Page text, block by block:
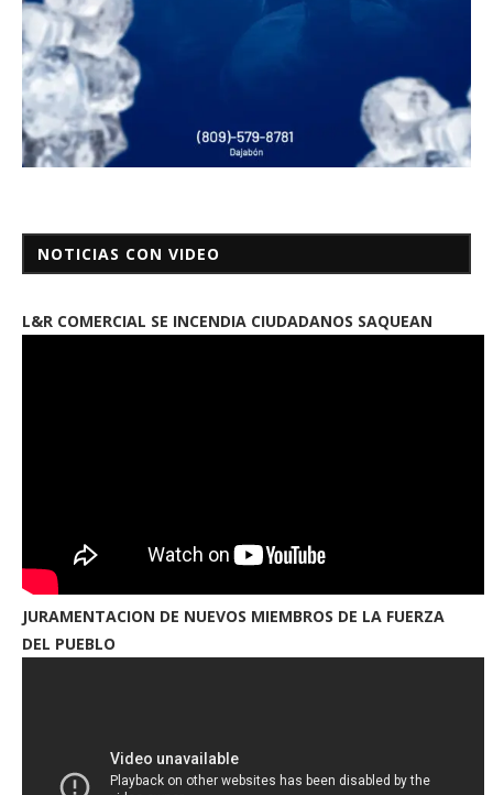
NOTICIAS CON VIDEO
L&R COMERCIAL SE INCENDIA CIUDADANOS SAQUEAN
JURAMENTACION DE NUEVOS MIEMBROS DE LA FUERZA
DEL PUEBLO